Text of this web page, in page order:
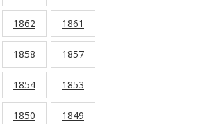
1862 1861
1858 1857
1854 1853
1850 1849